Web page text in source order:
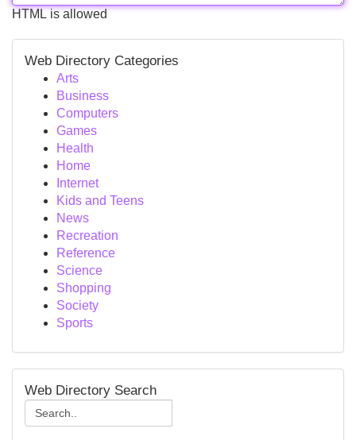
HTML is allowed
Web Directory Categories
Arts
Business
Computers
Games
Health
Home
Internet
Kids and Teens
News
Recreation
Reference
Science
Shopping
Society
Sports
Web Directory Search